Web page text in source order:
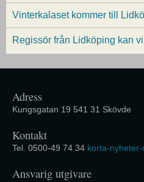
Vinterkalaset kommer till
Regissör från Lidköping kan
Adress
Kungsgatan 19 541 31 Skövde
Kontakt
Tel. 0500-49 74 34 korta-
Ansvarig utgivare